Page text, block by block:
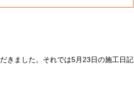
きました。それでは5月23日の施工日記